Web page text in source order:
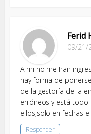
Ferid
09/21/
A mi no me han
hay forma de
de la gestoría de la
erróneos y está todo
ellos,solo en fechas
Responder